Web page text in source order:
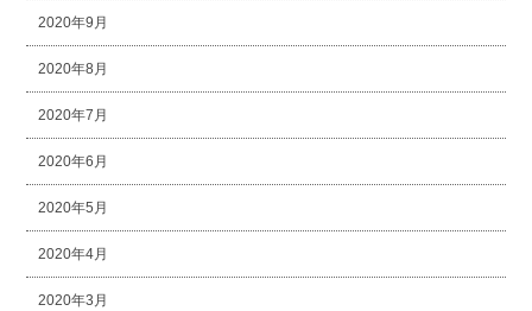
2020年9月
2020年8月
2020年7月
2020年6月
2020年5月
2020年4月
2020年3月